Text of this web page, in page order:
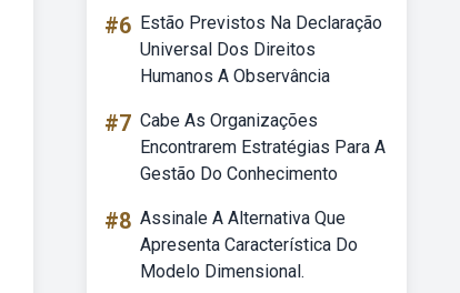
#6 Estão Previstos Na Declaração
Universal Dos Direitos
Humanos A Observância
#7 Cabe As Organizações
Encontrarem Estratégias Para A
Gestão Do Conhecimento
#8 Assinale A Alternativa Que
Apresenta Característica Do
Modelo Dimensional.